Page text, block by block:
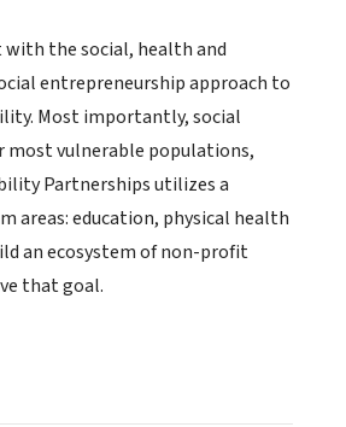
the social, health and
entrepreneurship approach to
Most importantly, social
most vulnerable populations,
Partnerships utilizes a
areas: education, physical health
an ecosystem of non-profit
that goal.